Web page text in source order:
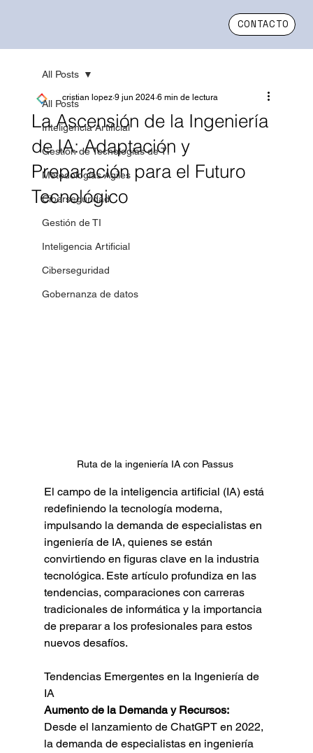
CONTACTO
All Posts
Inteligencia Artificial
Gestión de Tecnologías de TI
Metodologías Ágiles
Ciberseguridad
Gestión de TI
Inteligencia Artificial
Ciberseguridad
Gobernanza de datos
All Posts
La Ascensión de la Ingeniería
de IA: Adaptación y
Preparación para el Futuro
Tecnológico
cristian lopez 9 jun 2024 6 min de lectura
Ruta de la ingeniería IA con Passus
El campo de la inteligencia artificial (IA) está
redefiniendo la tecnología moderna,
impulsando la demanda de especialistas en
ingeniería de IA, quienes se están
convirtiendo en figuras clave en la industria
tecnológica. Este artículo profundiza en las
tendencias, comparaciones con carreras
tradicionales de informática y la importancia
de preparar a los profesionales para estos
nuevos desafíos.
Tendencias Emergentes en la Ingeniería de
IA
Aumento de la Demanda y Recursos:
Desde el lanzamiento de ChatGPT en 2022,
la demanda de especialistas en ingeniería